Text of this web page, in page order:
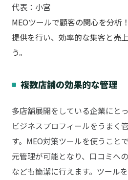
代表：小宮
MEOツールで顧客の関心を分析
提供を行い、効率的な集客と売
う。
複数店舗の効果的な管理
多店舗展開をしている企業にと
ビジネスプロフィールをうまく
す。MEO対策ツールを使うこと
元管理が可能となり、口コミへ
なども簡潔に行えます。ツール